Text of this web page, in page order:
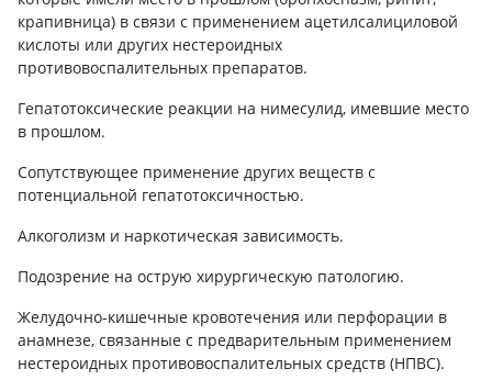
крапивница) в связи с применением ацетилсалициловой
кислоты или других нестероидных
противовоспалительных препаратов.
Гепатотоксические реакции на нимесулид, имевшие место
в прошлом.
Сопутствующее применение других веществ с
потенциальной гепатотоксичностью.
Алкоголизм и наркотическая зависимость.
Подозрение на острую хирургическую патологию.
Желудочно-кишечные кровотечения или перфорации в
анамнезе, связанные с предварительным применением
нестероидных противовоспалительных средств (НПВС).